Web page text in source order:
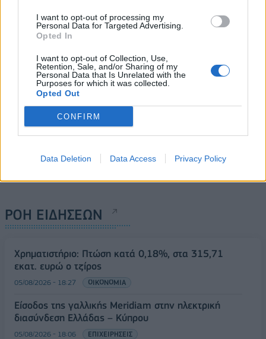
I want to opt-out of processing my
Personal Data for Targeted Advertising.
Opted In
I want to opt-out of Collection, Use,
Retention, Sale, and/or Sharing of my
Personal Data that Is Unrelated with the
Purposes for which it was collected.
Opted Out
CONFIRM
Data Deletion Data Access Privacy Policy
μετασχηματισμό
02/06/2026 - 14:16
Ναμπατίγε
ΡΟΗ ΕΙΔΗΣΕΩΝ
Χρηματιστήριο: Πτώση κατά 0,18%, στα 315,71
εκατ. ευρώ ο τζίρος
05/08/2026 - 18:27 ΟΙΚΟΝΟΜΙΑ
Είσοδος της γαλλικής Meridiam στην ηλεκτρική
διασύνδεση Ελλάδας – Κύπρου
05/08/2026 - 18:06 ΕΠΙΧΕΙΡΗΣΕΙΣ